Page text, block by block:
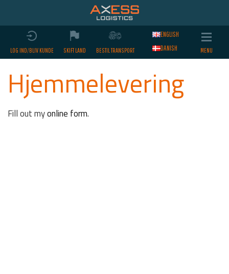
LOG IND/BLIV KUNDE SKIFT LAND BESTIL TRANSPORT
ENGLISH
DANISH
Hjemmelevering
Fill out myonline form.